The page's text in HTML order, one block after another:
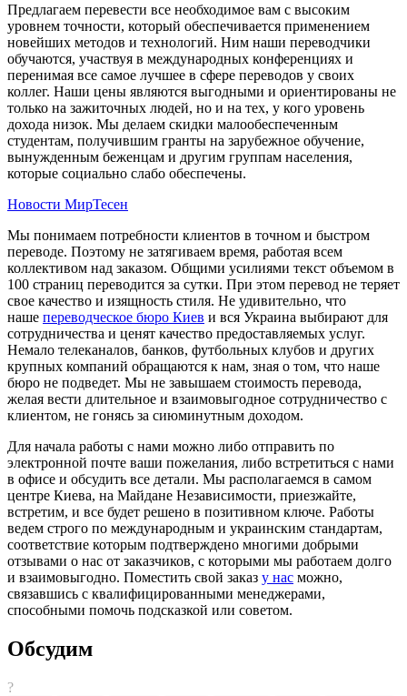
Предлагаем перевести все необходимое вам с высоким
уровнем точности, который обеспечивается применением
новейших методов и технологий. Ним наши переводчики
обучаются, участвуя в международных конференциях и
перенимая все самое лучшее в сфере переводов у своих
коллег. Наши цены являются выгодными и ориентированы не
только на зажиточных людей, но и на тех, у кого уровень
дохода низок. Мы делаем скидки малообеспеченным
студентам, получившим гранты на зарубежное обучение,
вынужденным беженцам и другим группам населения,
которые социально слабо обеспечены.
Новости МирТесен
Мы понимаем потребности клиентов в точном и быстром
переводе. Поэтому не затягиваем время, работая всем
коллективом над заказом. Общими усилиями текст объемом в
100 страниц переводится за сутки. При этом перевод не теряет
свое качество и изящность стиля. Не удивительно, что
наше переводческое бюро Киев и вся Украина выбирают для
сотрудничества и ценят качество предоставляемых услуг.
Немало телеканалов, банков, футбольных клубов и других
крупных компаний обращаются к нам, зная о том, что наше
бюро не подведет. Мы не завышаем стоимость перевода,
желая вести длительное и взаимовыгодное сотрудничество с
клиентом, не гонясь за сиюминутным доходом.
Для начала работы с нами можно либо отправить по
электронной почте ваши пожелания, либо встретиться с нами
в офисе и обсудить все детали. Мы располагаемся в самом
центре Киева, на Майдане Независимости, приезжайте,
встретим, и все будет решено в позитивном ключе. Работы
ведем строго по международным и украинским стандартам,
соответствие которым подтверждено многими добрыми
отзывами о нас от заказчиков, с которыми мы работаем долго
и взаимовыгодно. Поместить свой заказ у нас можно,
связавшись с квалифицированными менеджерами,
способными помочь подсказкой или советом.
Обсудим
?